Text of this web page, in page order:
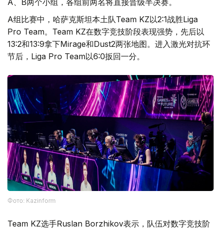
A组比赛中，哈萨克斯坦本土队Team KZ以2:1战胜Liga
Pro Team。Team KZ在数字竞技阶段表现强势，先后以
13:2和13:9拿下Mirage和Dust2两张地图。进入激光对抗环
节后，Liga Pro Team以6:0扳回一分。
Фото: Kazinform
Team KZ选手Ruslan Borzhikov表示，队伍对数字竞技阶